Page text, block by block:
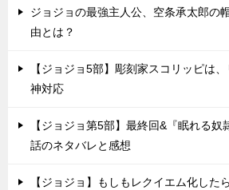
ジョジョの最強主人公、空条承太郎の
由とは？
【ジョジョ5部】彫刻家スコリッピは
神対応
【ジョジョ第5部】最終回&『眠れる
話のネタバレと感想
【ジョジョ】もしもレクイエム化した